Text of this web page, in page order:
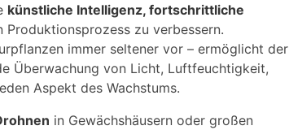
künstliche Intelligenz, fortschrittliche
Produktionsprozess zu verbessern.
immer seltener vor – ermöglicht der
Überwachung von Licht, Luftfeuchtigkeit,
Aspekt des Wachstums.
in Gewächshäusern oder großen